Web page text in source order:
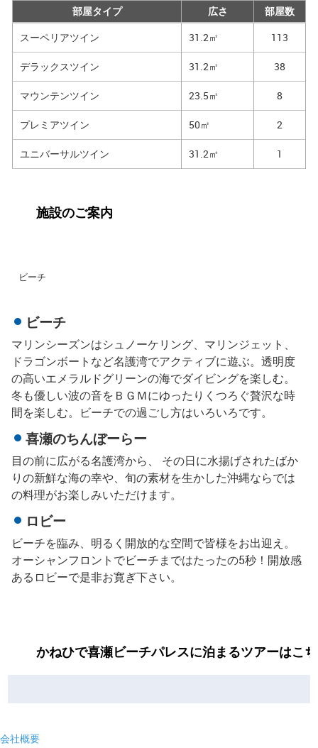
部屋タイプ
広さ
部屋数
スーペリアツイン
31.2㎡ 113
デラックスツイン 31.2㎡ 38
マウンテンツイン 23.5㎡ 8
プレミアツイン 50㎡ 2
ユニバーサルツイン 31.2㎡ 1
施設のご案内
ビーチ
ビーチ
マリンシーズンはシュノーケリング、マリンジェット、
ドラゴンボートなど名護湾でアクティブに遊ぶ。透明度
の高いエメラルドグリーンの海でダイビングを楽しむ。
冬も優しい波の音をＢＧＭにゆったりくつろぐ贅沢な時
間を楽しむ。ビーチでの過ごし方はいろいろです。
喜瀬のちんぼーらー
目の前に広がる名護湾から、 その日に水揚げされたばか
りの新鮮な海の幸や、旬の素材を生かした沖縄ならでは
の料理がお楽しみいただけます。
ロビー
ビーチを臨み、明るく開放的な空間で皆様をお出迎え。
オーシャンフロントでビーチまではたったの5秒！開放感
あるロビーで是非お寛ぎ下さい。
かねひで喜瀬ビーチパレスに泊まるツアーはこ
会社概要